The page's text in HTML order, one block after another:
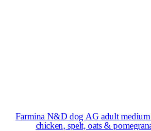
Farmina N&D dog AG adult
chicken, spelt, oats &